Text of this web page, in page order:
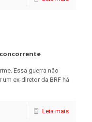
Essa guerra não
ex-diretor da BRF há
Leia mais